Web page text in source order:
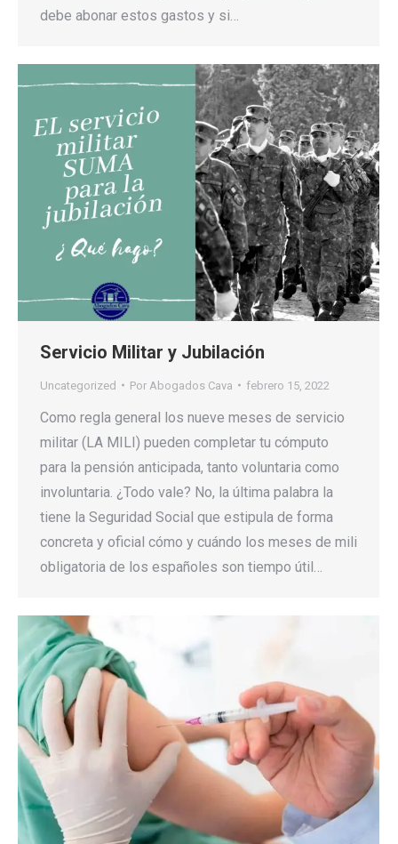
debe abonar estos gastos y si…
Servicio Militar y Jubilación
Uncategorized Por Abogados Cava febrero 15, 2022
Como regla general los nueve meses de servicio
militar (LA MILI) pueden completar tu cómputo
para la pensión anticipada, tanto voluntaria como
involuntaria. ¿Todo vale? No, la última palabra la
tiene la Seguridad Social que estipula de forma
concreta y oficial cómo y cuándo los meses de mili
obligatoria de los españoles son tiempo útil…